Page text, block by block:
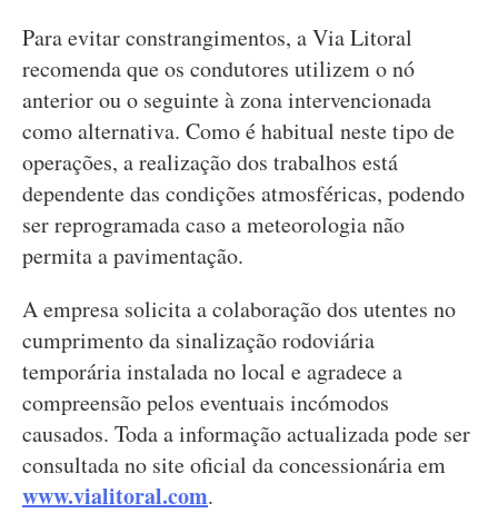
Para evitar constrangimentos, a Via Litoral
recomenda que os condutores utilizem o nó
anterior ou o seguinte à zona intervencionada
como alternativa. Como é habitual neste tipo de
operações, a realização dos trabalhos está
dependente das condições atmosféricas, podendo
ser reprogramada caso a meteorologia não
permita a pavimentação.
A empresa solicita a colaboração dos utentes no
cumprimento da sinalização rodoviária
temporária instalada no local e agradece a
compreensão pelos eventuais incómodos
causados. Toda a informação actualizada pode ser
consultada no site oficial da concessionária em
www.vialitoral.com.